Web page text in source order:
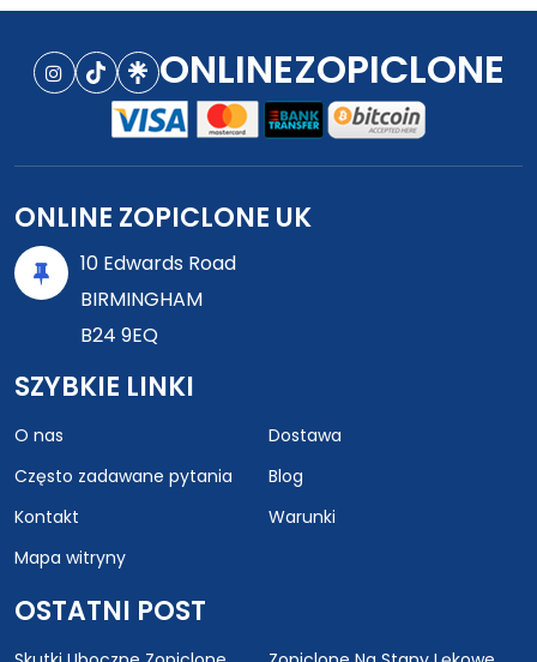
ONLINEZOPICLONE
ONLINE ZOPICLONE UK
10 Edwards Road
BIRMINGHAM
B24 9EQ
SZYBKIE LINKI
O nas
Dostawa
Często zadawane pytania
Blog
Kontakt
Warunki
Mapa witryny
OSTATNI POST